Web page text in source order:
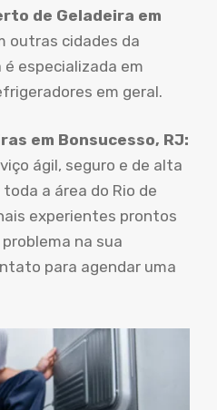
de Geladeira em
outras cidades da
é especializada em
em geral.
em Bonsucesso, RJ:
ágil, seguro e de alta
a área do Rio de
experientes prontos
na sua
para agendar uma